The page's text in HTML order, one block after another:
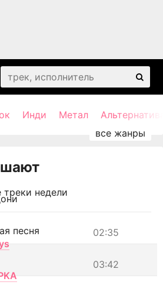
Инди Метал
недели
02:35
песня
03:42